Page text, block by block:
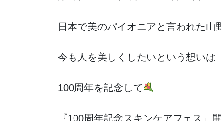
日本で美のパイオニアと言われた
今も人を美しくしたいという想いは
100周年を記念して
『100周年記念スキンケアフェス』